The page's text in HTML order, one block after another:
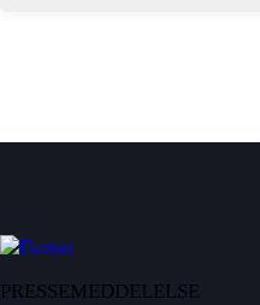
PRESSEMEDDELELSE